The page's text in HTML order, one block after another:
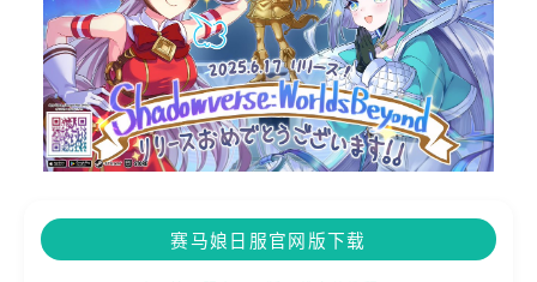
赛马娘日服官网版下载